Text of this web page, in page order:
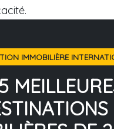
IMMOBILIÈRE